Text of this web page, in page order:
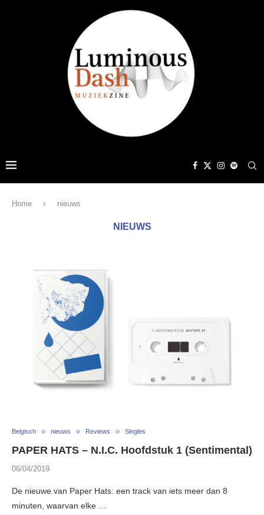
Home nieuws
NIEUWS
Belgisch nieuws Reviews Singles
PAPER HATS – N.I.C. Hoofdstuk 1 (Sentimental)
06/04/2019
De nieuwe van Paper Hats: een track van iets meer dan 8
minuten, waarvan elke …